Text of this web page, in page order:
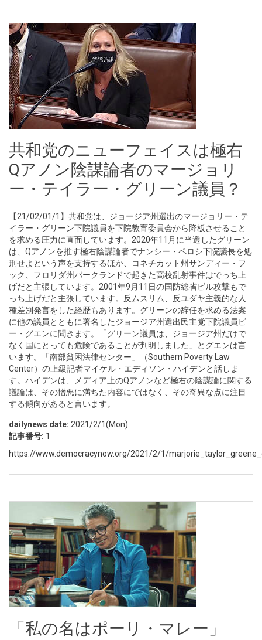
共和党のニューフェイスは極右
Qアノン陰謀論者のマージョリ
ー・テイラー・グリーン議員？
【21/02/01/1】共和党は、ジョージア州選出のマージョリー・テ
イラー・グリーン下院議員を下院教育委員会から降板させること
を求める圧力に直面しています。2020年11月に当選したグリーン
は、Qアノンを推す極右陰謀論者でナンシー・ペロシ下院議長を処
刑せよという声を支持するほか、コネチカット州サンディー・フ
ック、フロリダ州パークランドで起きた高校乱射事件はでっち上
げだと主張しています。2001年9月11日の国防総省ビル攻撃もで
っち上げだと主張しています。反ムスリム、反ユダヤ主義的な人
種差別発言をした経歴もあります。グリーンの辞任を求める法案
に他の議員とともに署名したジョージア州選出民主党下院議員ビ
ー・グエンに聞きます。「グリーン議員は、ジョージア州だけで
なく国にとっても危険であることが判明しました」とグエンは言
います。「南部貧困法律センター」（Southern Poverty Law
Center）の上級記者マイケル・エディソン・ハイデンと話しま
す。ハイデンは、メディア上のQアノンなど極右の陰謀論に関する
議論は、その憎悪に満ちた内容にではなく、その奇異な点に注目
する傾向があると言います。
dailynews date: 2021/2/1(Mon)
記事番号: 1
https://www.democracynow.org/2021/2/1/
「私の名はポーリ・マレー」